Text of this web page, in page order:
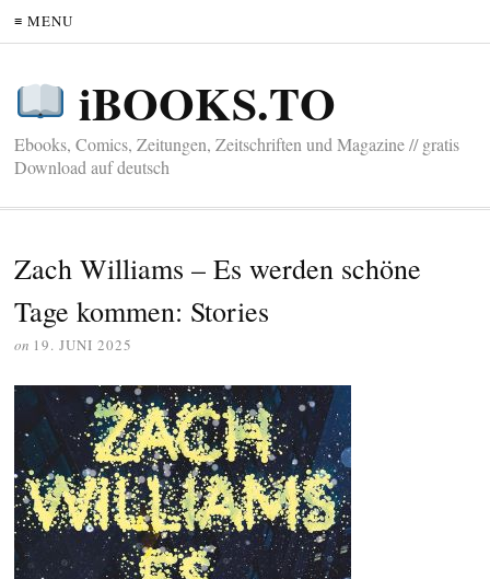
≡ MENU
iBOOKS.TO
Ebooks, Comics, Zeitungen, Zeitschriften und Magazine // gratis
Download auf deutsch
Zach Williams – Es werden schöne
Tage kommen: Stories
on 19. JUNI 2025